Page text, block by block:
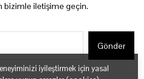
iyileştirmek için yasal
bizimle iletişime geçin.
Gönder